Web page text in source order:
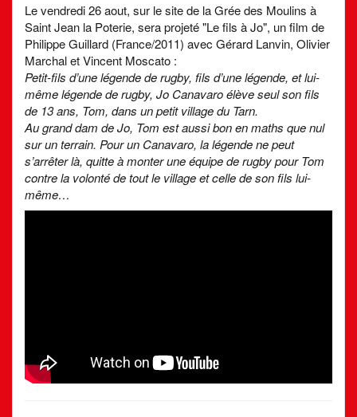
Le vendredi 26 aout, sur le site de la Grée des Moulins à
Saint Jean la Poterie, sera projeté "Le fils à Jo", un film de
Philippe Guillard (France/2011) avec Gérard Lanvin, Olivier
Marchal et Vincent Moscato :
Petit-fils d’une légende de rugby, fils d’une légende, et lui-
même légende de rugby, Jo Canavaro élève seul son fils
de 13 ans, Tom, dans un petit village du Tarn.
Au grand dam de Jo, Tom est aussi bon en maths que nul
sur un terrain. Pour un Canavaro, la légende ne peut
s’arrêter là, quitte à monter une équipe de rugby pour Tom
contre la volonté de tout le village et celle de son fils lui-
même…